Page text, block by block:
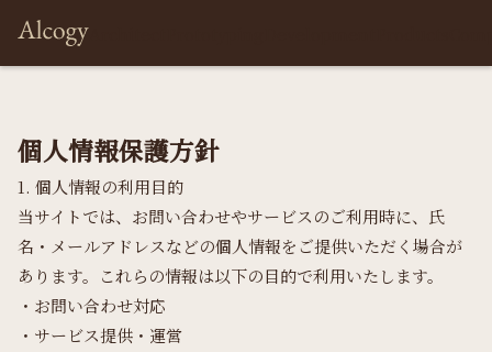
個人情報保護方針
1. 個人情報の利用目的
当サイトでは、お問い合わせやサービスのご利用時に、氏
名・メールアドレスなどの個人情報をご提供いただく場合が
あります。これらの情報は以下の目的で利用いたします。
・お問い合わせ対応
・サービス提供・運営